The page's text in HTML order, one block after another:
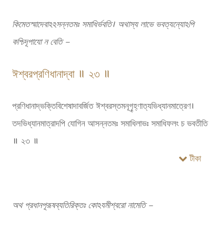
কিমেতস্মাদেবাঽঽসন্নতমঃ সমাধির্ভবতি। অথাস্য লাভে ভবত্যন্যোঽপি
কশ্চিদূপাযো ন বেতি –
ঈশ্বরপ্রণিধানাদ্বা ॥ ২৩ ॥
প্রণিধানাদ্ভক্তিবিশেষাদাবর্জিত ঈশ্বরস্তমনূগৄহ্ণাত্যভিধ্যানমাত্রেণ।
তদভিধ্যানমাত্রাদপি যোগিন আসন্নতমঃ সমাধিলাভঃ সমাধিফলং চ ভবতীতি
॥ ২৩ ॥
টীকা
অথ প্রধানপূরূষব্যতিরিক্তঃ কোঽযমীশ্বরো নামেতি –